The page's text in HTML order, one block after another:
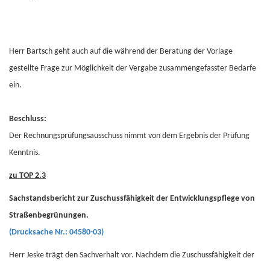
Herr Bartsch geht auch auf die während der Beratung der Vorlage
gestellte Frage zur Möglichkeit der Vergabe zusammengefasster Bedarfe
ein.
Beschluss:
Der Rechnungsprüfungsausschuss nimmt von dem Ergebnis der Prüfung
Kenntnis.
zu TOP 2.3
Sachstandsbericht zur Zuschussfähigkeit der Entwicklungspflege von
Straßenbegrünungen.
(Drucksache Nr.: 04580-03)
Herr Jeske trägt den Sachverhalt vor. Nachdem die Zuschussfähigkeit der